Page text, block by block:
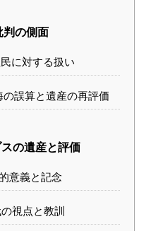
判の側面
に対する扱い
の誤算と遺産の再評価
の遺産と評価
意義と記念
視点と教訓